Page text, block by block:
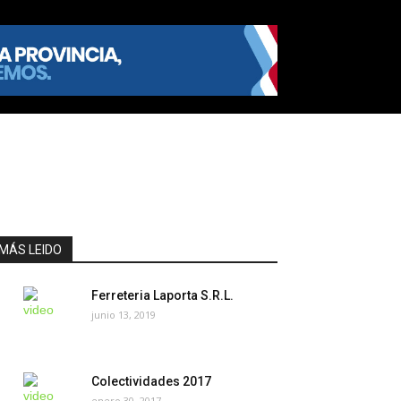
LEIDO
Ferreteria Laporta S.R.L.
junio 13, 2019
Colectividades 2017